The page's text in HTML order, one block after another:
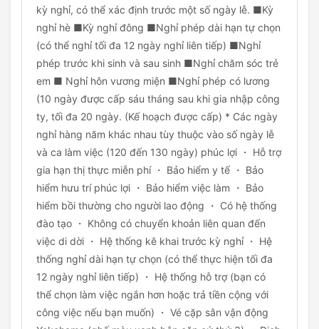
kỳ nghỉ, có thể xác định trước một số ngày lễ. ■Kỳ
nghỉ hè ■Kỳ nghỉ đông ■Nghỉ phép dài hạn tự chọn
(có thể nghỉ tối đa 12 ngày nghỉ liên tiếp) ■Nghỉ
phép trước khi sinh và sau sinh ■Nghỉ chăm sóc trẻ
em ■ Nghỉ hôn vương miện ■Nghỉ phép có lương
(10 ngày được cấp sáu tháng sau khi gia nhập công
ty, tối đa 20 ngày. (Kế hoạch được cấp) * Các ngày
nghỉ hàng năm khác nhau tùy thuộc vào số ngày lễ
và ca làm việc (120 đến 130 ngày) phúc lợi ・ Hỗ trợ
gia hạn thị thực miễn phí ・ Bảo hiểm y tế ・ Bảo
hiểm hưu trí phúc lợi ・ Bảo hiểm việc làm ・ Bảo
hiểm bồi thường cho người lao động ・ Có hệ thống
đào tạo ・ Không có chuyển khoản liên quan đến
việc di dời ・ Hệ thống kê khai trước kỳ nghỉ ・ Hệ
thống nghỉ dài hạn tự chọn (có thể thực hiện tối đa
12 ngày nghỉ liên tiếp) ・ Hệ thống hỗ trợ (bạn có
thể chọn làm việc ngắn hơn hoặc trả tiền cộng với
công việc nếu bạn muốn) ・ Vé cặp sân vận động